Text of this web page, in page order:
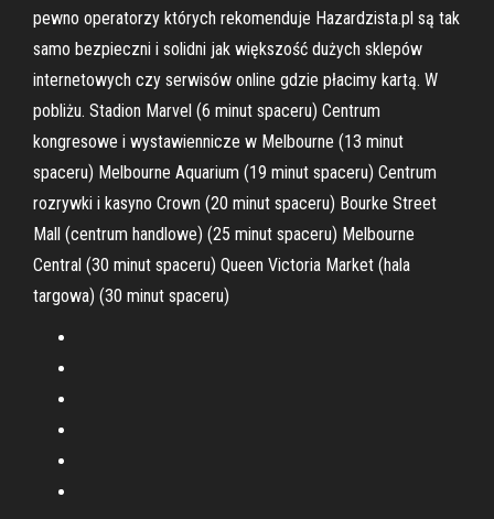
pewno operatorzy których rekomenduje Hazardzista.pl są tak
samo bezpieczni i solidni jak większość dużych sklepów
internetowych czy serwisów online gdzie płacimy kartą. W
pobliżu. Stadion Marvel (6 minut spaceru) Centrum
kongresowe i wystawiennicze w Melbourne (13 minut
spaceru) Melbourne Aquarium (19 minut spaceru) Centrum
rozrywki i kasyno Crown (20 minut spaceru) Bourke Street
Mall (centrum handlowe) (25 minut spaceru) Melbourne
Central (30 minut spaceru) Queen Victoria Market (hala
targowa) (30 minut spaceru)